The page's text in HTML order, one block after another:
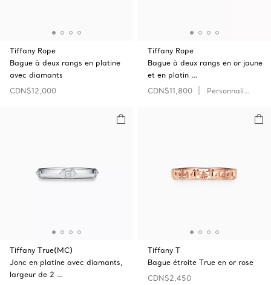
Tiffany Rope
Bague à deux rangs en platine
avec diamants
CDN$12,000
Tiffany Rope
Bague à deux rangs en or jaune
et en platin …
CDN$11,800
Personnaliser
Tiffany True(MC)
Jonc en platine avec diamants,
largeur de 2 …
Tiffany T
Bague étroite True en or rose
CDN$2,450